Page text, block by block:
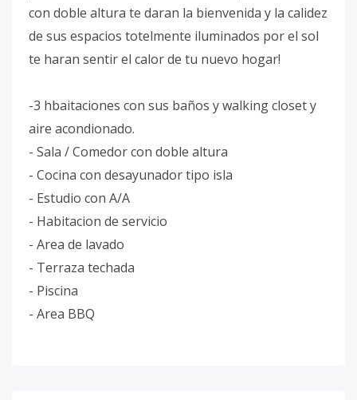
con doble altura te daran la bienvenida y la calidez
de sus espacios totelmente iluminados por el sol
te haran sentir el calor de tu nuevo hogar!
-3 hbaitaciones con sus baños y walking closet y
aire acondionado.
- Sala / Comedor con doble altura
- Cocina con desayunador tipo isla
- Estudio con A/A
- Habitacion de servicio
- Area de lavado
- Terraza techada
- Piscina
- Area BBQ